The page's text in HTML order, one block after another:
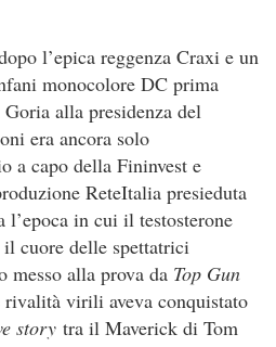
l’epica reggenza Craxi e un
monocolore DC prima
alla presidenza del
era ancora solo
a capo della Fininvest e
ReteItalia presieduta
l’epoca in cui il testosterone
cuore delle spettatrici
messo alla prova da Top Gun
virili aveva conquistato
story tra il Maverick di Tom